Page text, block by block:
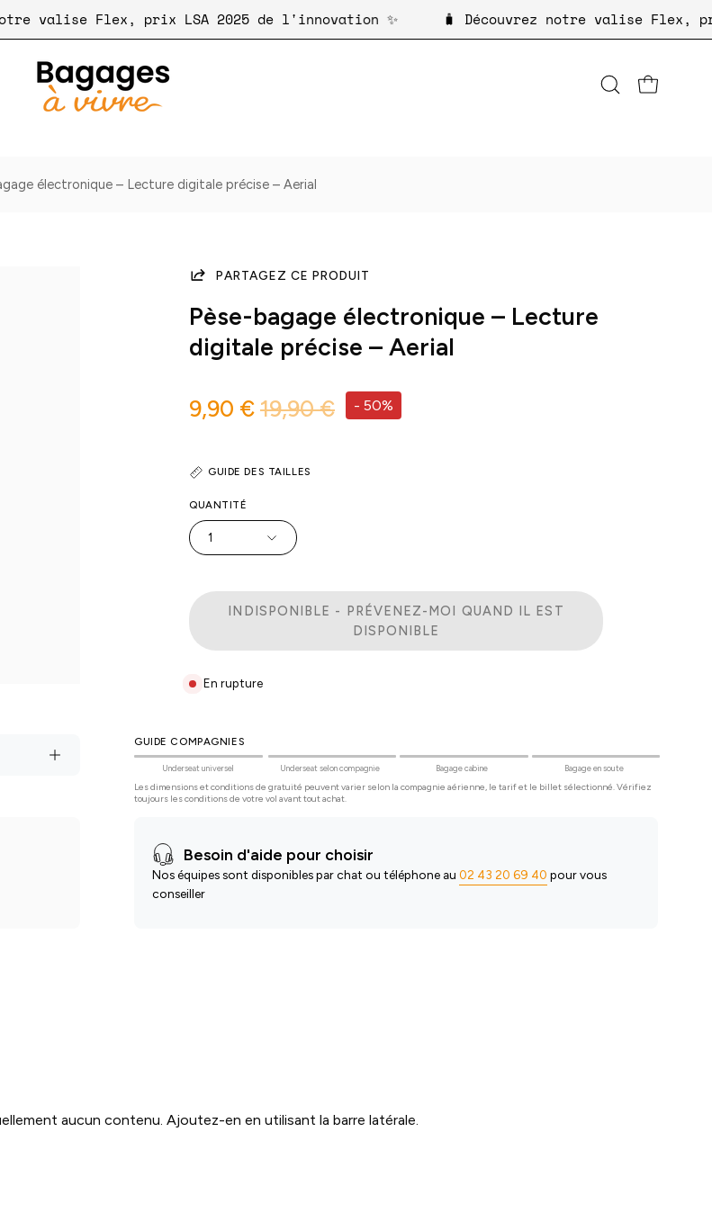
notre valise Flex, prix LSA 2025 de l'innovation ✨ 🧳 Découvrez notre valise
OuvrirOUVRIR LE
électronique – Lecture digitale précise – Aerial
PARTAGEZ CE PRODUIT
Pèse-bagage électronique – Lecture
digitale précise – Aerial
9,90 € 19,90 € - 50%
GUIDE DES TAILLES
QUANTITÉ
1
INDISPONIBLE - PRÉVENEZ-MOI QUAND IL EST
DISPONIBLE
En rupture
GUIDE COMPAGNIES
Underseat universel Underseat selon compagnie Bagage cabine Bagage en soute
Les dimensions et conditions de gratuité peuvent varier selon la compagnie aérienne, le tarif et le billet sélectionné. Vérifiez
toujours les conditions de votre vol avant tout achat.
Besoin d'aide pour choisir
Nos équipes sont disponibles par chat ou téléphone au 02 43 20 69 40 pour vous
conseiller
aucun contenu. Ajoutez-en en utilisant la barre latérale.